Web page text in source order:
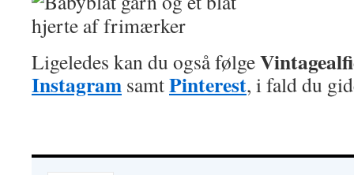
Ligeledes kan du også følge
Instagram samtPinterest, i fald du